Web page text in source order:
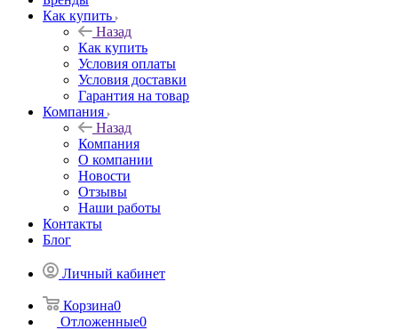
Как купить
Назад
Как купить
Условия оплаты
Условия доставки
Гарантия на товар
Компания
Назад
Компания
О компании
Новости
Отзывы
Наши работы
Контакты
Блог
Личный кабинет
Корзина0
Отложенные0